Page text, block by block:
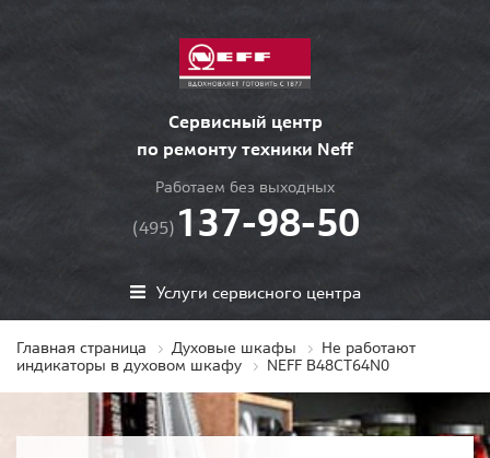
Сервисный центр
по ремонту техники Neff
Работаем без выходных
(495) 137-98-50
Услуги сервисного центра
Главная страница Духовые шкафы
Не работают
индикаторы в духовом шкафу
NEFF B48CT64N0